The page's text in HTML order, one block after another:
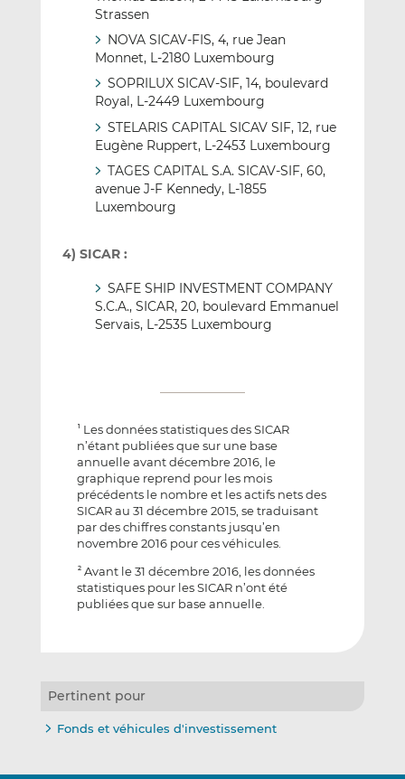
Strassen
NOVA SICAV-FIS, 4, rue Jean
Monnet, L-2180 Luxembourg
SOPRILUX SICAV-SIF, 14, boulevard
Royal, L-2449 Luxembourg
STELARIS CAPITAL SICAV SIF, 12, rue
Eugène Ruppert, L-2453 Luxembourg
TAGES CAPITAL S.A. SICAV-SIF, 60,
avenue J-F Kennedy, L-1855
Luxembourg
4) SICAR :
SAFE SHIP INVESTMENT COMPANY
S.C.A., SICAR, 20, boulevard Emmanuel
Servais, L-2535 Luxembourg
1 Les données statistiques des SICAR
n’étant publiées que sur une base
annuelle avant décembre 2016, le
graphique reprend pour les mois
précédents le nombre et les actifs nets des
SICAR au 31 décembre 2015, se traduisant
par des chiffres constants jusqu’en
novembre 2016 pour ces véhicules.
2Avant le 31 décembre 2016, les données
statistiques pour les SICAR n’ont été
publiées que sur base annuelle.
Pertinent pour
Fonds et véhicules d'investissement